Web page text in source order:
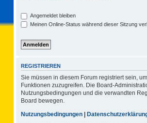
Angemeldet bleiben
Meinen Online-Status während dieser Sitzung
REGISTRIEREN
Sie müssen in diesem Forum registriert sein,
Funktionen zuzugreifen. Die Board-
Nutzungsbedingungen und die verwandten
Board bewegen.
Nutzungsbedingungen |